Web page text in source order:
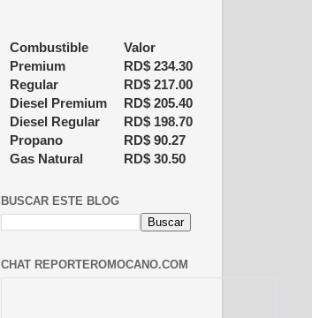
Combustible
Valor
Premium
RD$ 234.30
Regular
RD$ 217.00
Diesel Premium
RD$ 205.40
Diesel Regular
RD$ 198.70
Propano
RD$ 90.27
Gas Natural
RD$ 30.50
BUSCAR ESTE BLOG
CHAT REPORTEROMOCANO.COM